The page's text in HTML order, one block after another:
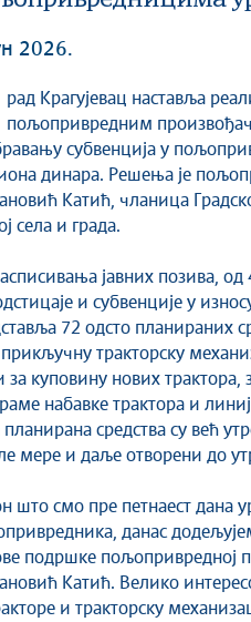
2026.
пољопривредним
субвенција у
динара. Решења је
Катић, чланица
села и града.
јавних позива, од
и субвенције у
72 одсто планираних
прикључну тракторску
за куповину нових трактора,
набавке трактора и
планирана средства су већ
мере и даље отворени до
што смо пре петнаест дана
данас
подршке пољопривредној
Катић. Велико
и тракторску